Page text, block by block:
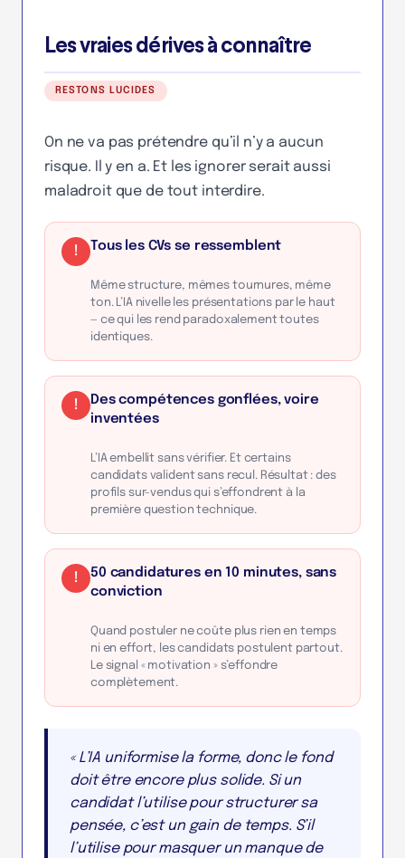
Les vraies dérives à connaître
RESTONS LUCIDES
On ne va pas prétendre qu’il n’y a aucun
risque. Il y en a. Et les ignorer serait aussi
maladroit que de tout interdire.
! Tous les CVs se ressemblent
Même structure, mêmes tournures, même
ton. L’IA nivelle les présentations par le haut
— ce qui les rend paradoxalement toutes
identiques.
!
Des compétences gonflées, voire
inventées
L’IA embellit sans vérifier. Et certains
candidats valident sans recul. Résultat : des
profils sur-vendus qui s’effondrent à la
première question technique.
!
50 candidatures en 10 minutes, sans
conviction
Quand postuler ne coûte plus rien en temps
ni en effort, les candidats postulent partout.
Le signal « motivation » s’effondre
complètement.
« L’IA uniformise la forme, donc le fond
doit être encore plus solide. Si un
candidat l’utilise pour structurer sa
pensée, c’est un gain de temps. S’il
l’utilise pour masquer un manque de